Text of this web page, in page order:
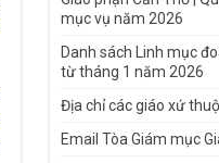
mục vụ năm 2026
Danh sách Linh mục
từ tháng 1 năm 2026
Địa chỉ các giáo xứ
Email Tòa Giám mục